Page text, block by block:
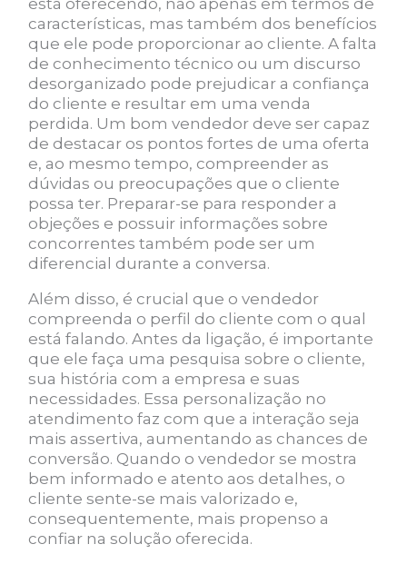
está oferecendo, não apenas em termos de
características, mas também dos benefícios
que ele pode proporcionar ao cliente. A falta
de conhecimento técnico ou um discurso
desorganizado pode prejudicar a confiança
do cliente e resultar em uma venda
perdida. Um bom vendedor deve ser capaz
de destacar os pontos fortes de uma oferta
e, ao mesmo tempo, compreender as
dúvidas ou preocupações que o cliente
possa ter. Preparar-se para responder a
objeções e possuir informações sobre
concorrentes também pode ser um
diferencial durante a conversa.
Além disso, é crucial que o vendedor
compreenda o perfil do cliente com o qual
está falando. Antes da ligação, é importante
que ele faça uma pesquisa sobre o cliente,
sua história com a empresa e suas
necessidades. Essa personalização no
atendimento faz com que a interação seja
mais assertiva, aumentando as chances de
conversão. Quando o vendedor se mostra
bem informado e atento aos detalhes, o
cliente sente-se mais valorizado e,
consequentemente, mais propenso a
confiar na solução oferecida.